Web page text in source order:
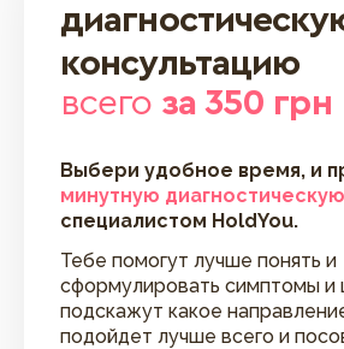
консультацию
всего за 350 грн
Выбери удобное время, и
минутную
специалистом HoldYou.
Тебе помогут лучше понять и
сформулировать симптомы и
подскажут какое
подойдет лучше всего и